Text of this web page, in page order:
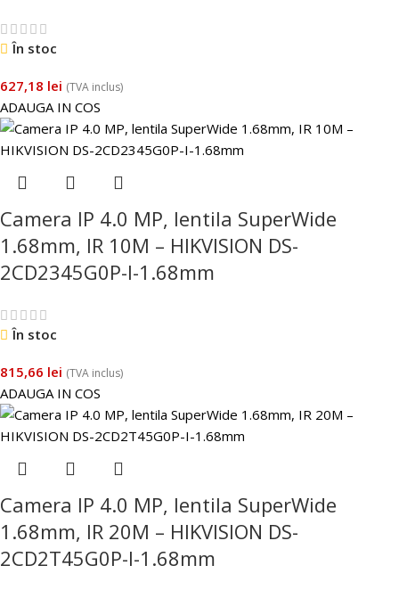
În stoc
627,18 lei (TVA inclus)
ADAUGA IN COS
Camera IP 4.0 MP, lentila SuperWide
1.68mm, IR 10M – HIKVISION DS-
2CD2345G0P-I-1.68mm
În stoc
815,66 lei (TVA inclus)
ADAUGA IN COS
Camera IP 4.0 MP, lentila SuperWide
1.68mm, IR 20M – HIKVISION DS-
2CD2T45G0P-I-1.68mm